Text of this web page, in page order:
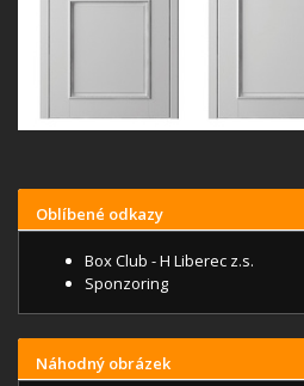
Oblíbené odkazy
Box Club - H Liberec z.s.
Sponzoring
Náhodný obrázek